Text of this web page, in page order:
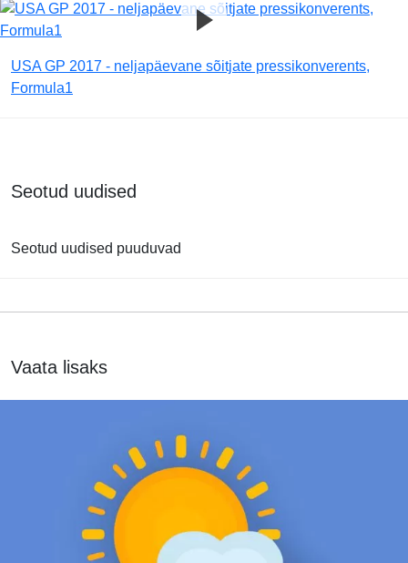
USA GP 2017 - neljapäevane sõitjate pressikonverents,
Formula1
Seotud uudised
Seotud uudised puuduvad
Vaata lisaks